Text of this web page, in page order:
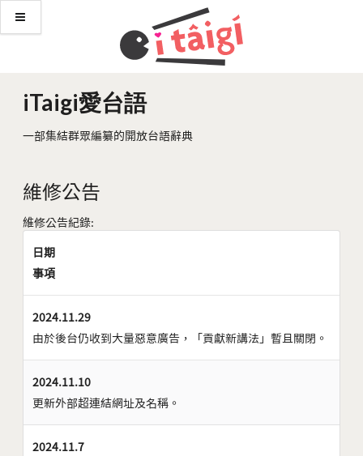
iTaigi愛台語
一部集結群眾編纂的開放台語辭典
維修公告
維修公告紀錄:
日期
事項
2024.11.29
由於後台仍收到大量惡意廣告，「貢獻新講法」暫且關閉。
2024.11.10
更新外部超連結網址及名稱。
2024.11.7